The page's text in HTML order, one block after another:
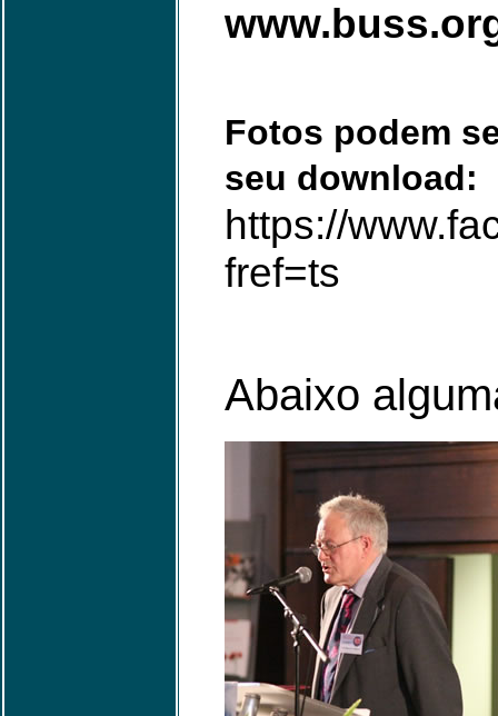
Fotos podem
seu download:
https://
fref=ts
Abaixo